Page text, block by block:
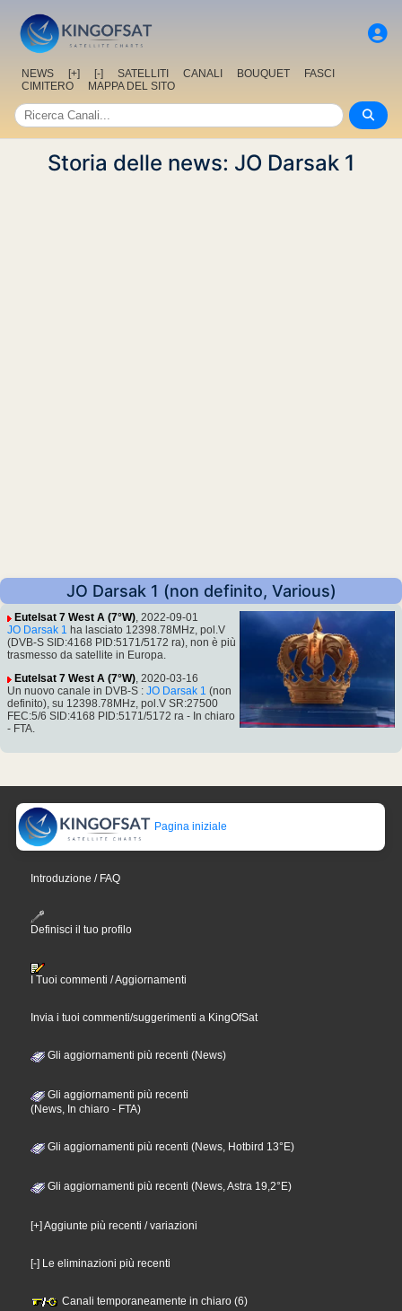
NEWS [+] [-] SATELLITI CANALI BOUQUET
FASCI
CIMITERO
MAPPA DEL SITO
Storia delle news: JO Darsak 1
JO Darsak 1 (non definito, Various)
Eutelsat 7 West A (7°W), 2022-09-01
JO Darsak 1 ha lasciato 12398.78MHz, pol.V
(DVB-S SID:4168 PID:5171/5172 ra), non è più
trasmesso da satellite in Europa.
Eutelsat 7 West A (7°W), 2020-03-16
Un nuovo canale in DVB-S : JO Darsak 1 (non
definito), su 12398.78MHz, pol.V SR:27500
FEC:5/6 SID:4168 PID:5171/5172 ra - In chiaro
- FTA.
Pagina iniziale
Introduzione / FAQ
Definisci il tuo profilo
I Tuoi commenti / Aggiornamenti
Invia i tuoi commenti/suggerimenti a KingOfSat
Gli aggiornamenti più recenti (News)
Gli aggiornamenti più recenti
(News, In chiaro - FTA)
Gli aggiornamenti più recenti (News, Hotbird 13°E)
Gli aggiornamenti più recenti (News, Astra 19,2°E)
[+] Aggiunte più recenti / variazioni
[-] Le eliminazioni più recenti
Canali temporaneamente in chiaro (6)